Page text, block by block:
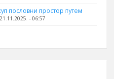
пословни простор путем
21.11.2025. - 06:57